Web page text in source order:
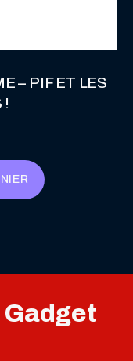
– PIF ET LES
!
Gadget